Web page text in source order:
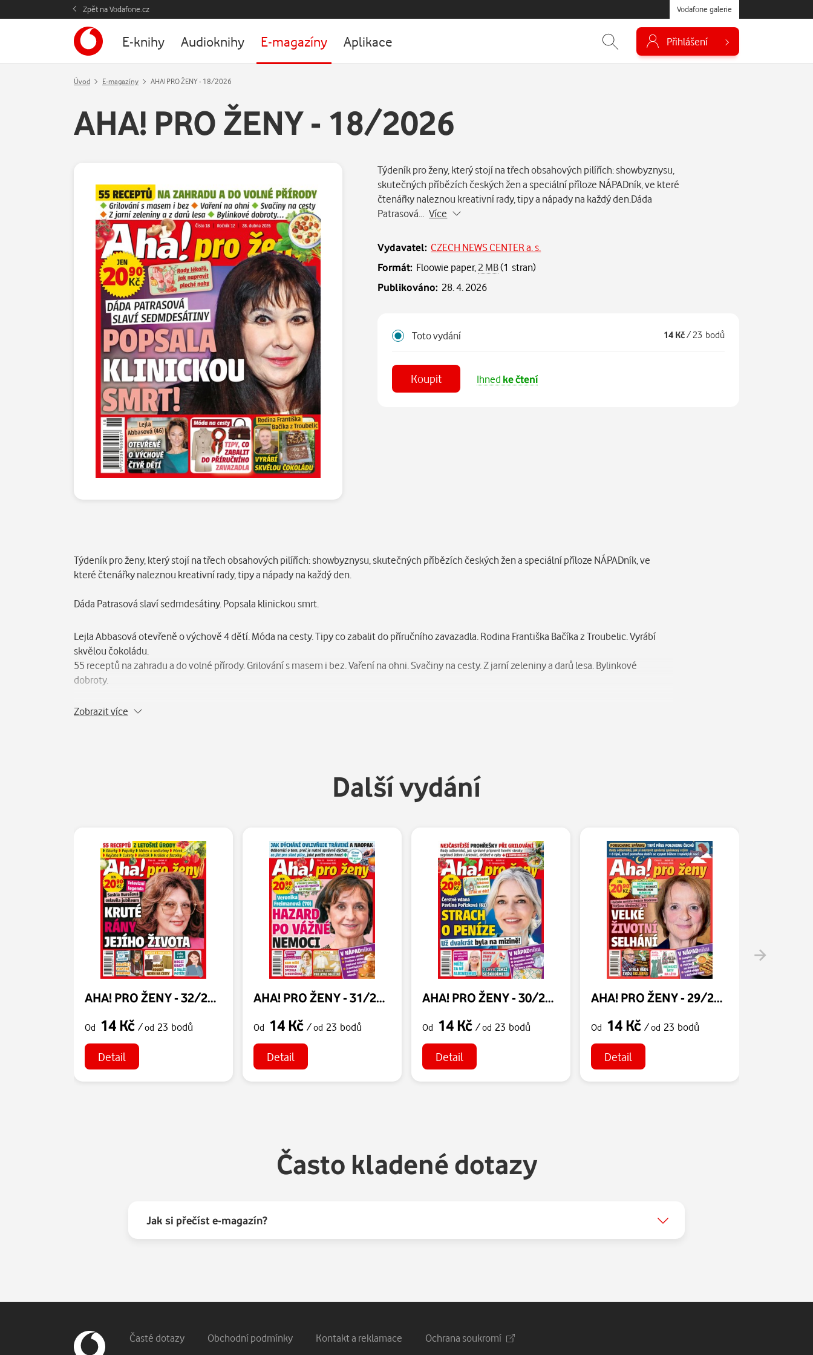
Zpět na Vodafone.cz Vodafone galerie
E-knihy Audioknihy E-magazíny Aplikace Přihlášení
Úvod E-magazíny AHA! PRO ŽENY - 18/2026
AHA! PRO ŽENY - 18/2026
Týdeník pro ženy, který stojí na třech obsahových pilířích: showbyznysu,
skutečných příbězích českých žen a speciální příloze NÁPADník, ve které
čtenářky naleznou kreativní rady, tipy a nápady na každý den.Dáda
Patrasová…Více
Vydavatel: CZECH NEWS CENTER a. s.
Formát: Floowie paper, 2 MB(1 stran)
Publikováno: 28. 4. 2026
Toto vydání 14 Kč/ 23 bodů
Koupit Ihned ke čtení
Týdeník pro ženy, který stojí na třech obsahových pilířích: showbyznysu, skutečných příbězích českých žen a speciální příloze NÁPADník, ve
které čtenářky naleznou kreativní rady, tipy a nápady na každý den.
Dáda Patrasová slaví sedmdesátiny. Popsala klinickou smrt.
Lejla Abbasová otevřeně o výchově 4 dětí. Móda na cesty. Tipy co zabalit do příručního zavazadla. Rodina Františka Bačíka z Troubelic. Vyrábí
skvělou čokoládu.
55 receptů na zahradu a do volné přírody. Grilování s masem i bez. Vaření na ohni. Svačiny na cesty. Z jarní zeleniny a darů lesa. Bylinkové
dobroty.
Zobrazit více
Další vydání
AHA! PRO ŽENY - 32/2026
Od 14 Kč /od 23 bodů
Detail
AHA! PRO ŽENY - 31/2026
Od 14 Kč /od 23 bodů
Detail
AHA! PRO ŽENY - 30/2026
Od 14 Kč /od 23 bodů
Detail
AHA! PRO ŽENY - 29/2026
Od 14 Kč /od 23 bodů
Detail
Často kladené dotazy
Jak si přečíst e-magazín?
Patička webu
Vedlejší navigace
Časté dotazy Obchodní podmínky Kontakt a reklamace Ochrana soukromí